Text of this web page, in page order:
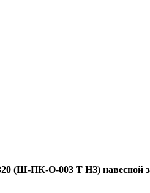
(Ш-ПК-О-003 Т НЗ) навесной